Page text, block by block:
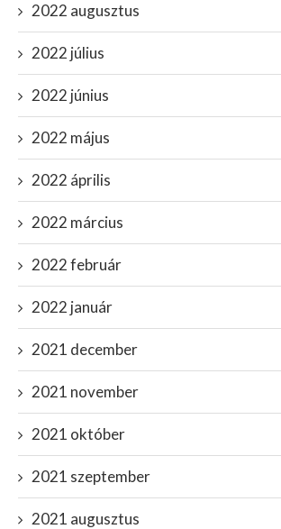
2022 augusztus
2022 július
2022 június
2022 május
2022 április
2022 március
2022 február
2022 január
2021 december
2021 november
2021 október
2021 szeptember
2021 augusztus